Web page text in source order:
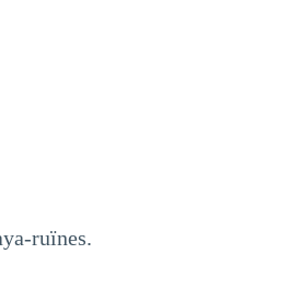
ruïnes.